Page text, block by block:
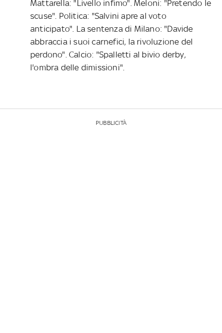
Mattarella: "Livello infimo". Meloni: "Pretendo le
scuse". Politica: "Salvini apre al voto
anticipato". La sentenza di Milano: "Davide
abbraccia i suoi carnefici, la rivoluzione del
perdono". Calcio: "Spalletti al bivio derby,
l'ombra delle dimissioni".
PUBBLICITÀ